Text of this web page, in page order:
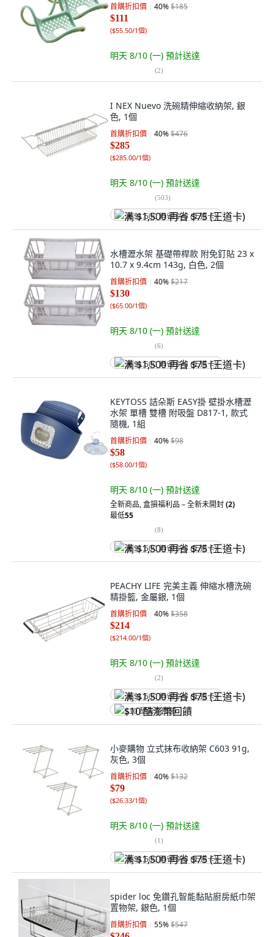
首購折扣價 40%$185
$111
($55.50/1個)
明天 8/10 (一) 預計送達
(2)
I NEX Nuevo 洗碗精伸縮收納架, 銀
色, 1個
首購折扣價 40%$476
$285
($285.00/1個)
明天 8/10 (一) 預計送達
(503)
满 $1,500 再省 $75 (王道卡)
水槽瀝水架 基礎帶桿款 附免釘貼 23 x
10.7 x 9.4cm 143g, 白色, 2個
首購折扣價 40%$217
$130
($65.00/1個)
明天 8/10 (一) 預計送達
(6)
满 $1,500 再省 $75 (王道卡)
KEYTOSS 詰朵斯 EASY掛 壁掛水槽瀝
水架 單槽 雙槽 附吸盤 D817-1, 款式
隨機, 1組
首購折扣價 40%$98
$58
($58.00/1個)
明天 8/10 (一) 預計送達
全新商品,盒損福利品 – 全新未開封(2)
最低55
(8)
满 $1,500 再省 $75 (王道卡)
PEACHY LIFE 完美主義 伸縮水槽洗碗
精掛籃, 金屬銀, 1個
首購折扣價 40%$358
$214
($214.00/1個)
明天 8/10 (一) 預計送達
(2)
满 $1,500 再省 $75 (王道卡)
$10 酷澎幣回饋
小麥購物 立式抹布收納架 C603 91g,
灰色, 3個
首購折扣價 40%$132
$79
($26.33/1個)
明天 8/10 (一) 預計送達
(1)
满 $1,500 再省 $75 (王道卡)
spider loc 免鑽孔智能黏貼廚房紙巾架
置物架, 銀色, 1個
首購折扣價 55%$547